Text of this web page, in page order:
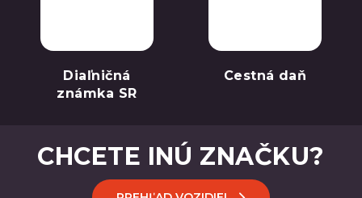
Diaľničná
známka SR
Cestná daň
CHCETE INÚ ZNAČKU?